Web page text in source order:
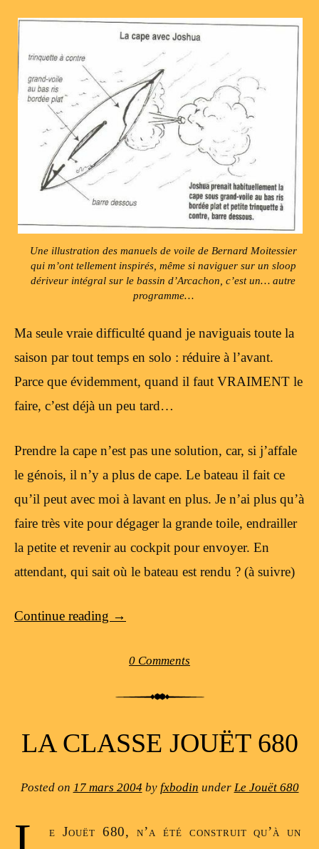
Une illustration des manuels de voile de Bernard Moitessier
qui m’ont tellement inspirés, même si naviguer sur un sloop
dériveur intégral sur le bassin d’Arcachon, c’est un… autre
programme…
Ma seule vraie difficulté quand je naviguais toute la
saison par tout temps en solo : réduire à l’avant.
Parce que évidemment, quand il faut VRAIMENT le
faire, c’est déjà un peu tard…
Prendre la cape n’est pas une solution, car, si j’affale
le génois, il n’y a plus de cape. Le bateau il fait ce
qu’il peut avec moi à lavant en plus. Je n’ai plus qu’à
faire très vite pour dégager la grande toile, endrailler
la petite et revenir au cockpit pour envoyer. En
attendant, qui sait où le bateau est rendu ? (à suivre)
Continue reading →
0 Comments
LA CLASSE JOUËT 680
Posted on 17 mars 2004 by fxbodin under Le Jouët 680
e Jouët 680, n’a été construit qu’à un